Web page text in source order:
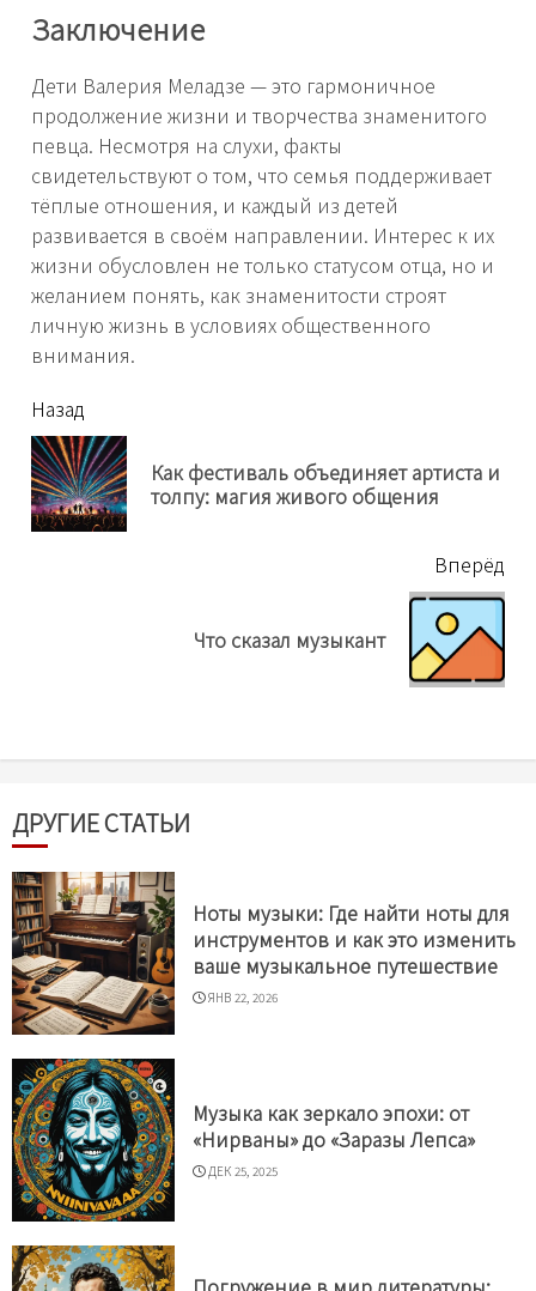
Заключение
Дети Валерия Меладзе — это гармоничное
продолжение жизни и творчества знаменитого
певца. Несмотря на слухи, факты
свидетельствуют о том, что семья поддерживает
тёплые отношения, и каждый из детей
развивается в своём направлении. Интерес к их
жизни обусловлен не только статусом отца, но и
желанием понять, как знаменитости строят
личную жизнь в условиях общественного
внимания.
читать
еще
Назад
Как фестиваль объединяет артиста и
толпу: магия живого общения
Вперёд
Что сказал музыкант
ДРУГИЕ СТАТЬИ
Ноты музыки: Где найти ноты для
инструментов и как это изменить
ваше музыкальное путешествие
ЯНВ 22, 2026
Музыка как зеркало эпохи: от
«Нирваны» до «Заразы Лепса»
ДЕК 25, 2025